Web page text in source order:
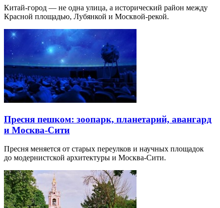
Китай-город — не одна улица, а исторический район между
Красной площадью, Лубянкой и Москвой-рекой.
Пресня пешком: зоопарк, планетарий, авангард
и Москва-Сити
Пресня меняется от старых переулков и научных площадок
до модернистской архитектуры и Москва-Сити.